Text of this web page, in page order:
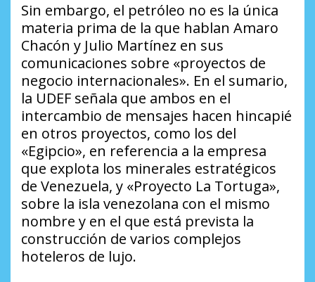
Sin embargo, el petróleo no es la única
materia prima de la que hablan Amaro
Chacón y Julio Martínez en sus
comunicaciones sobre «proyectos de
negocio internacionales». En el sumario,
la UDEF señala que ambos en el
intercambio de mensajes hacen hincapié
en otros proyectos, como los del
«Egipcio», en referencia a la empresa
que explota los minerales estratégicos
de Venezuela, y «Proyecto La Tortuga»,
sobre la isla venezolana con el mismo
nombre y en el que está prevista la
construcción de varios complejos
hoteleros de lujo.